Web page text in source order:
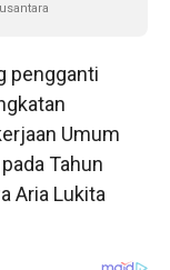
pengganti
Umum
Tahun
Aria Lukita